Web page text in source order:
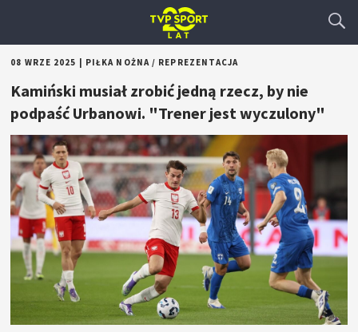
08 WRZE 2025 PIŁKA NOŻNA/ REPREZENTACJA
Kamiński musiał zrobić jedną rzecz, by nie
podpaść Urbanowi. "Trener jest wyczulony"